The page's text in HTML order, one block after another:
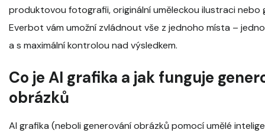
produktovou fotografii, originální uměleckou ilustraci nebo
Everbot vám umožní zvládnout vše z jednoho místa –
a s maximální kontrolou nad výsledkem.
Co je AI grafika a jak funguje
obrázků
AI grafika (neboli generování obrázků pomocí umělé